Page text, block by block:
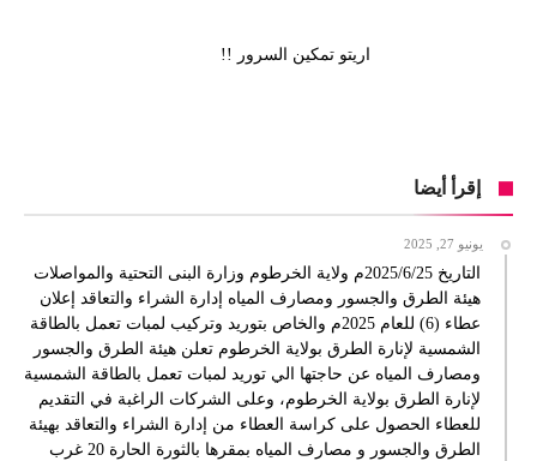
اريتو تمكين السرور !!
إقرأ أيضا
يونيو 27, 2025
التاريخ 2025/6/25م ولاية الخرطوم وزارة البنى التحتية والمواصلات
هيئة الطرق والجسور ومصارف المياه إدارة الشراء والتعاقد إعلان
عطاء (6) للعام 2025م والخاص بتوريد وتركيب لمبات تعمل بالطاقة
الشمسية لإنارة الطرق بولاية الخرطوم تعلن هيئة الطرق والجسور
ومصارف المياه عن حاجتها الي توريد لمبات تعمل بالطاقة الشمسية
لإنارة الطرق بولاية الخرطوم، وعلى الشركات الراغبة في التقديم
للعطاء الحصول على كراسة العطاء من إدارة الشراء والتعاقد بهيئة
الطرق والجسور و مصارف المياه بمقرها بالثورة الحارة 20 غرب